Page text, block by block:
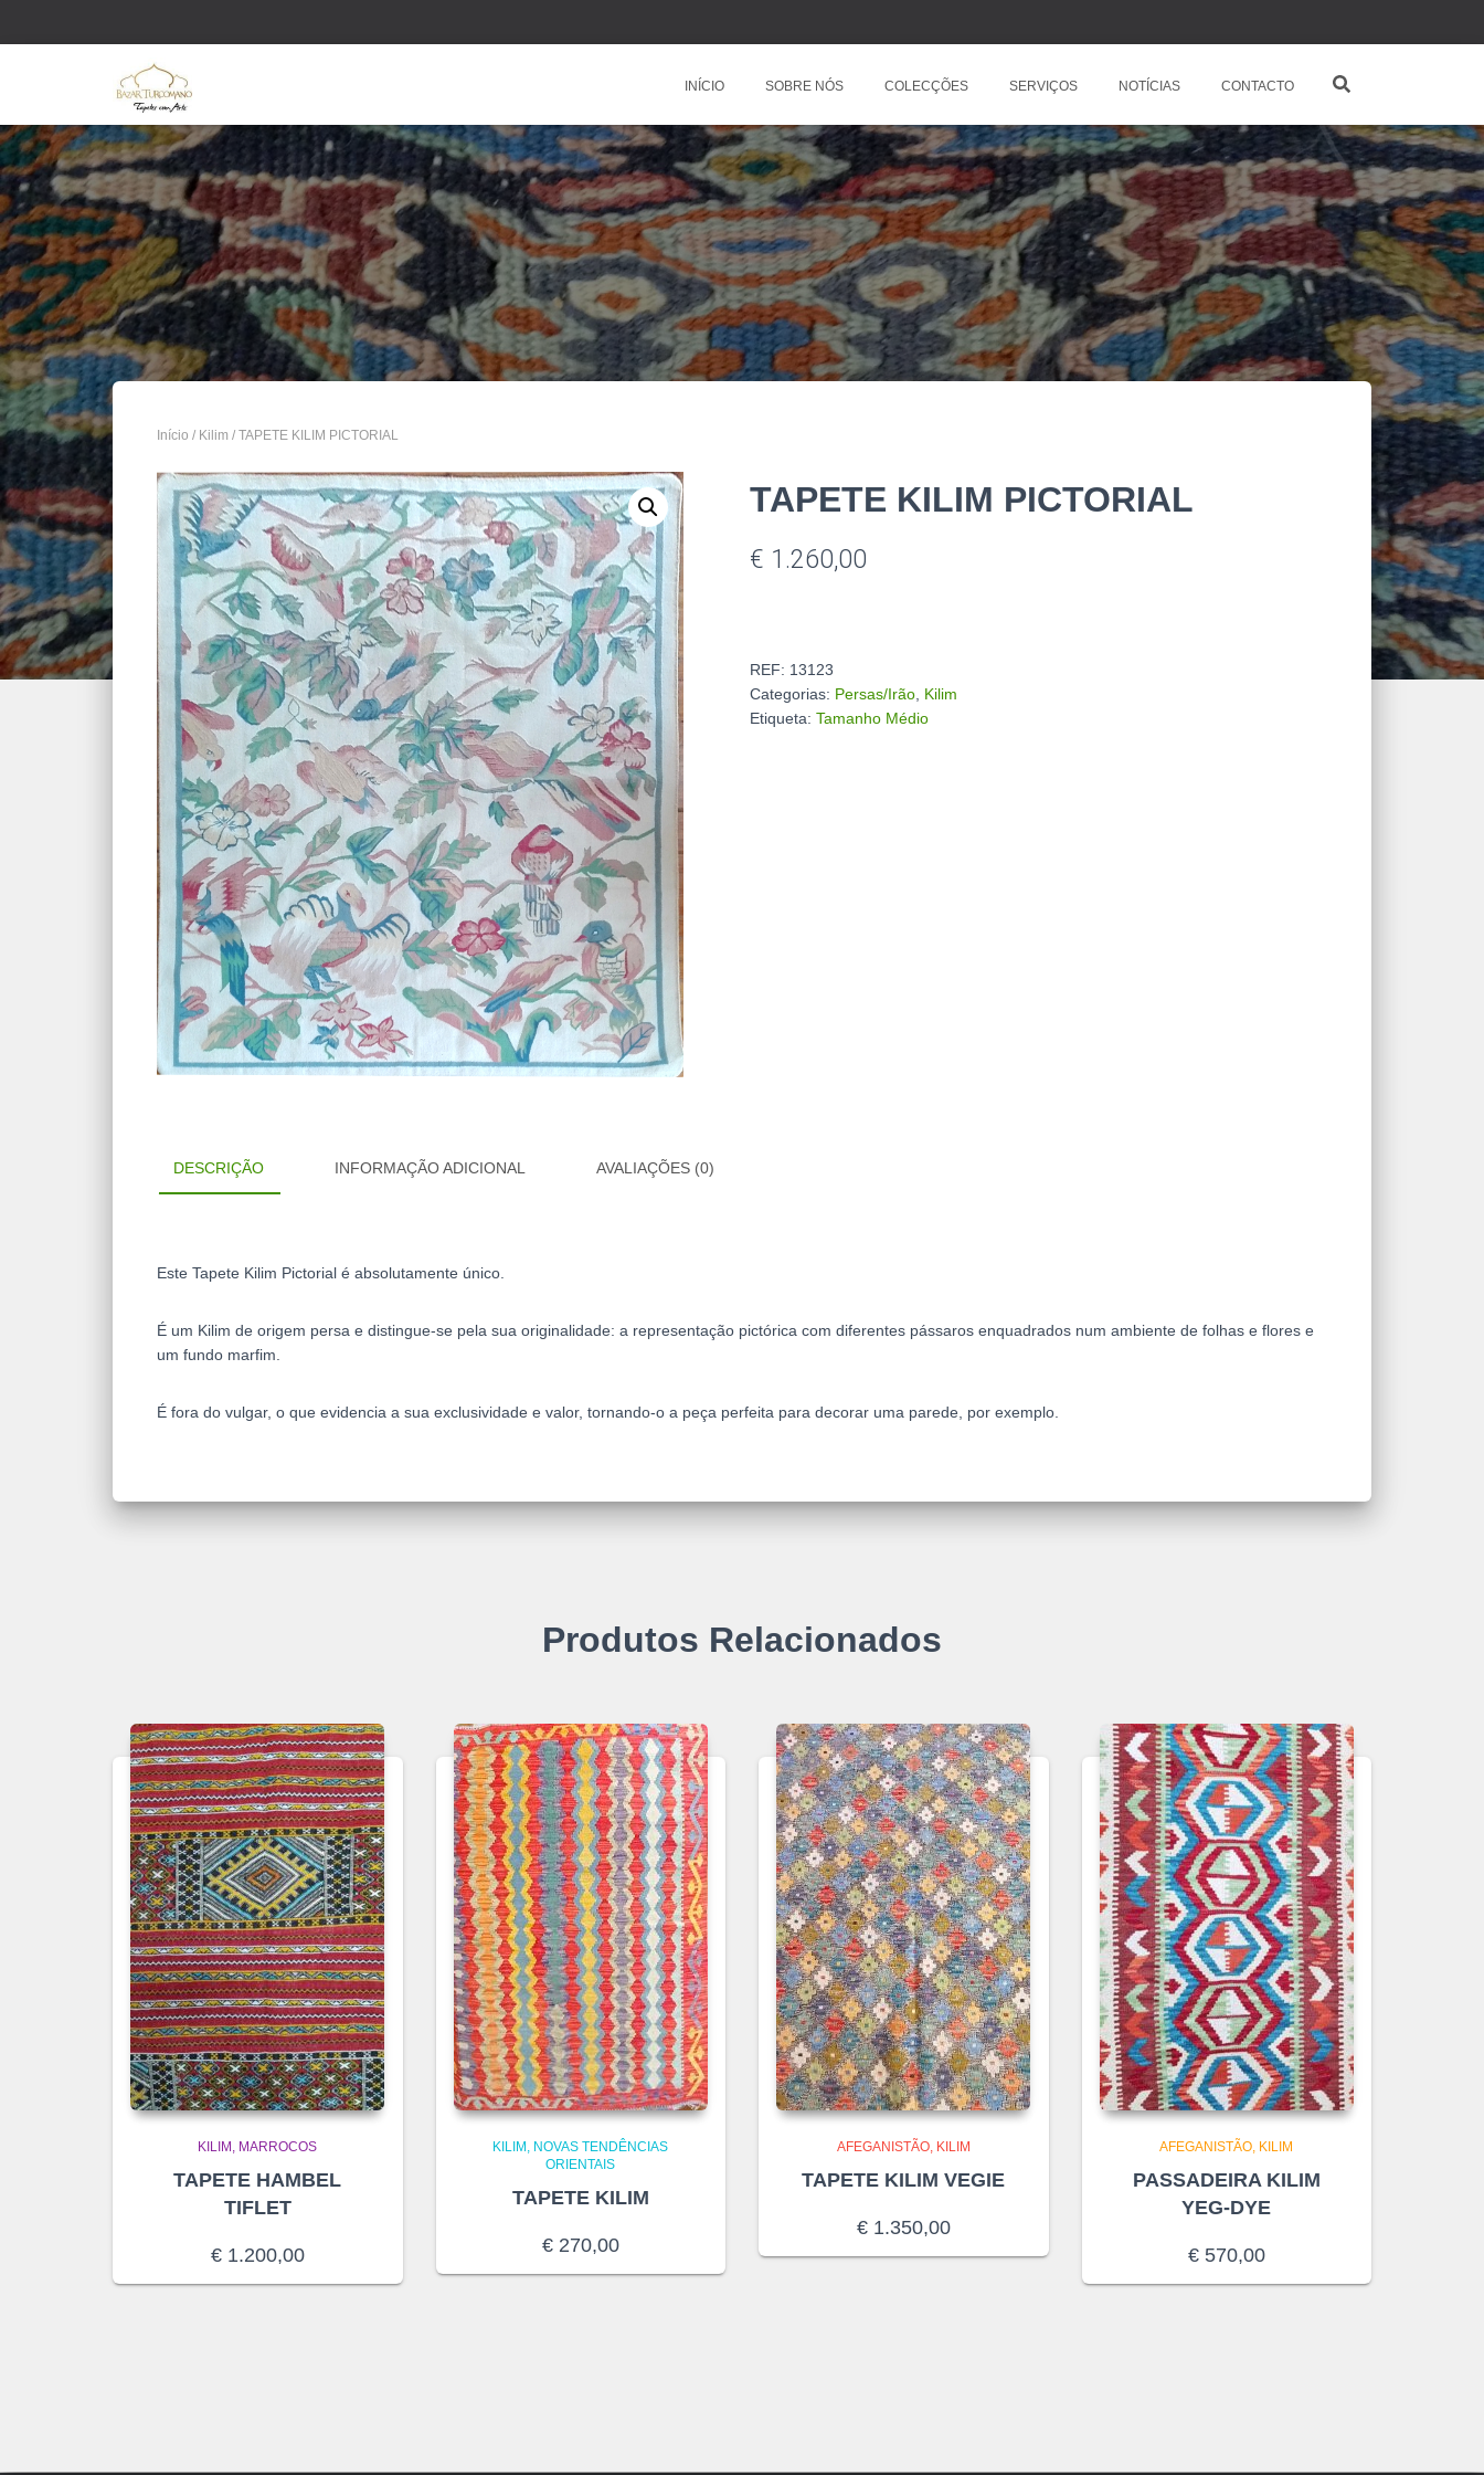
INÍCIO SOBRE NÓS COLECÇÕES SERVIÇOS NOTÍCIAS CONTACTO
Início / Kilim / TAPETE KILIM PICTORIAL
TAPETE KILIM PICTORIAL
€ 1.260,00
REF: 13123
Categorias: Persas/Irão Kilim
Etiqueta: Tamanho Médio
DESCRIÇÃO INFORMAÇÃO ADICIONAL AVALIAÇÕES (0)
Este Tapete Kilim Pictorial é absolutamente único.
É um Kilim de origem persa e distingue-se pela sua originalidade: a representação pictórica com diferentes pássaros enquadrados num ambiente de folhas e flores e
um fundo marfim.
É fora do vulgar, o que evidencia a sua exclusividade e valor, tornando-o a peça perfeita para decorar uma parede, por exemplo.
Produtos Relacionados
KILIM MARROCOS
TAPETE HAMBEL
TIFLET
€1.200,00
KILIM
NOVAS TENDÊNCIAS
ORIENTAIS
TAPETE KILIM
€270,00
AFEGANISTÃO KILIM
TAPETE KILIM VEGIE
€1.350,00
AFEGANISTÃO KILIM
PASSADEIRA KILIM
YEG-DYE
€570,00